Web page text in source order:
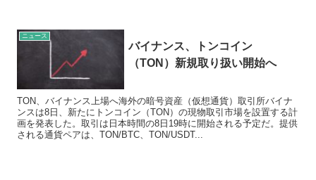
ニュース
バイナンス、トンコイン
（TON）新規取り扱い開始へ
TON、バイナンス上場へ海外の暗号資産（仮想通貨）取引所バイナ
ンスは8日、新たにトンコイン（TON）の現物取引市場を設置する計
画を発表した。取引は日本時間の8日19時に開始される予定だ。提供
される通貨ペアは、TON/BTC、TON/USDT...